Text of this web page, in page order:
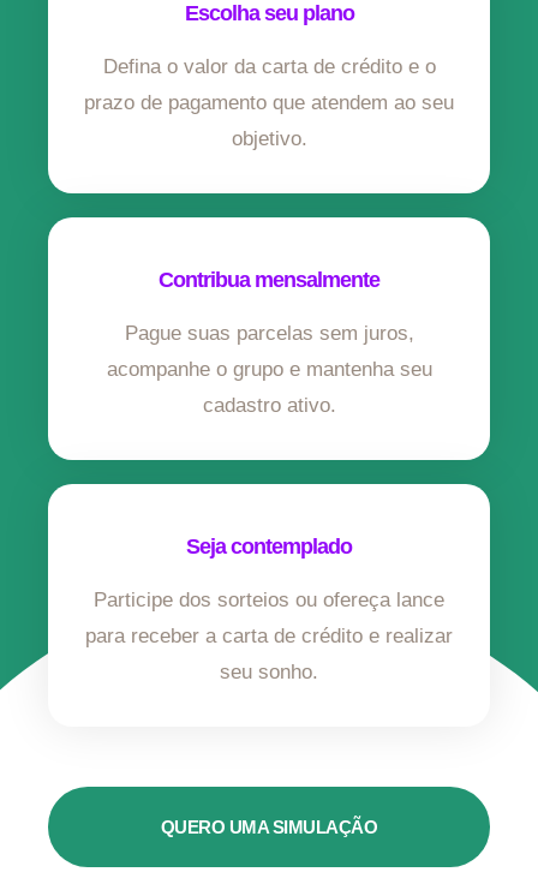
Escolha seu plano
Defina o valor da carta de crédito e o
prazo de pagamento que atendem ao seu
objetivo.
Contribua mensalmente
Pague suas parcelas sem juros,
acompanhe o grupo e mantenha seu
cadastro ativo.
Seja contemplado
Participe dos sorteios ou ofereça lance
para receber a carta de crédito e realizar
seu sonho.
QUERO UMA SIMULAÇÃO